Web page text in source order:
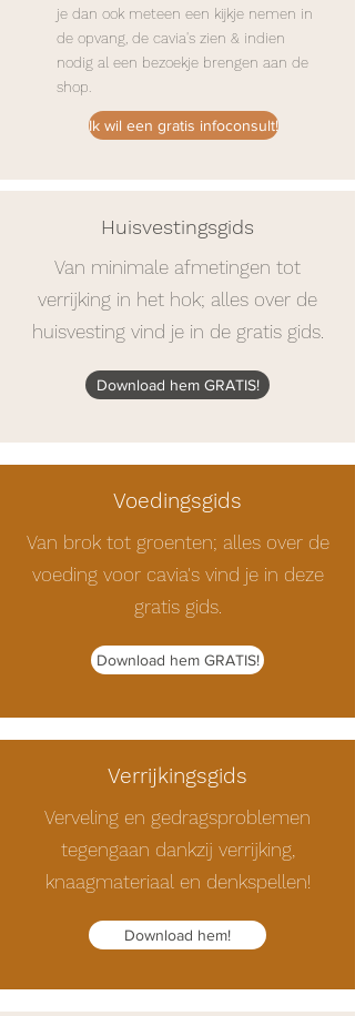
je dan ook meteen een kijkje nemen in
de opvang, de cavia's zien & indien
nodig al een bezoekje brengen aan de
shop.
Ik wil een gratis infoconsult!
Huisvestingsgids
Van minimale afmetingen tot
verrijking in het hok; alles over de
huisvesting vind je in de gratis gids.
Download hem GRATIS!
Voedingsgids
Van brok tot groenten; alles over de
voeding voor cavia's vind je in deze
gratis gids.
Download hem GRATIS!
Verrijkingsgids
Verveling en gedragsproblemen
tegengaan dankzij verrijking,
knaagmateriaal en denkspellen!
Download hem!